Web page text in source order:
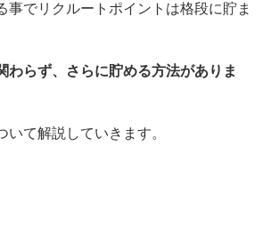
事でリクルートポイントは格段に貯ま
わらず、さらに貯める方法がありま
いて解説していきます。